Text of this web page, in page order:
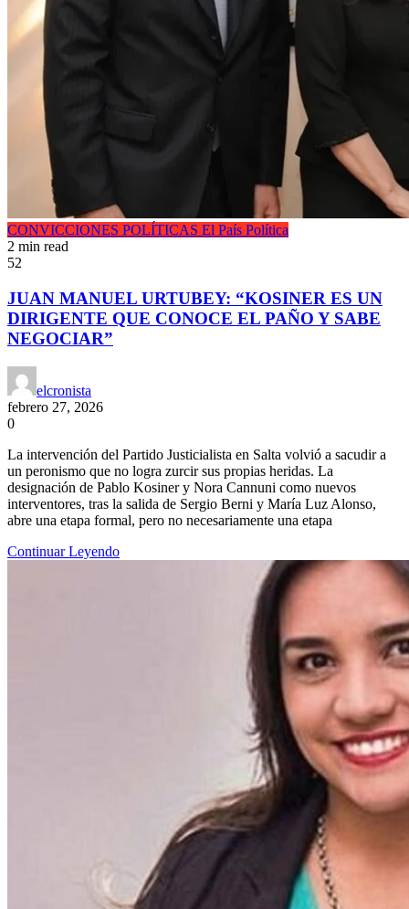
CONVICCIONES POLÍTICAS El País Política
2 min read
52
JUAN MANUEL URTUBEY: “KOSINER ES UN
DIRIGENTE QUE CONOCE EL PAÑO Y SABE
NEGOCIAR”
elcronista
febrero 27, 2026
0
La intervención del Partido Justicialista en Salta volvió a sacudir a
un peronismo que no logra zurcir sus propias heridas. La
designación de Pablo Kosiner y Nora Cannuni como nuevos
interventores, tras la salida de Sergio Berni y María Luz Alonso,
abre una etapa formal, pero no necesariamente una etapa
Continuar Leyendo